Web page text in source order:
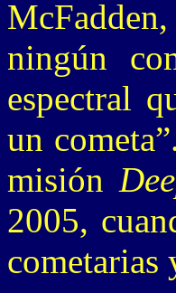
ningún
espectral
un
misión
2005,
cometarias